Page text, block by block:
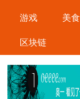
游戏 美食
区块链